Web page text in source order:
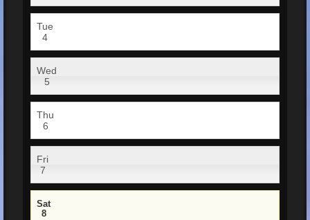
Tue
4
Wed
5
Thu
6
Fri
7
Sat
8